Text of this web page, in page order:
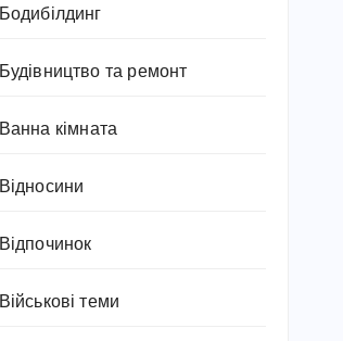
Бодибілдинг
Будівництво та ремонт
Ванна кімната
Відносини
Відпочинок
Військові теми